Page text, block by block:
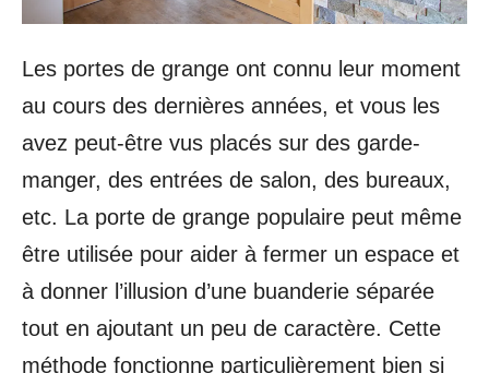
Les portes de grange ont connu leur moment
au cours des dernières années, et vous les
avez peut-être vus placés sur des garde-
manger, des entrées de salon, des bureaux,
etc. La porte de grange populaire peut même
être utilisée pour aider à fermer un espace et
à donner l’illusion d’une buanderie séparée
tout en ajoutant un peu de caractère. Cette
méthode fonctionne particulièrement bien si